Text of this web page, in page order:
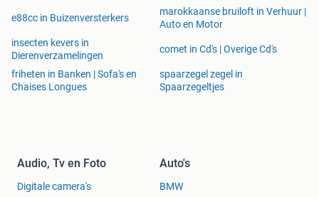
e88cc in Buizenversterkers
marokkaanse bruiloft in Verhuur |
Auto en Motor
insecten kevers in
Dierenverzamelingen
comet in Cd's | Overige Cd's
friheten in Banken | Sofa's en
Chaises Longues
spaarzegel zegel in
Spaarzegeltjes
Audio, Tv en Foto
Digitale camera's
Auto's
BMW